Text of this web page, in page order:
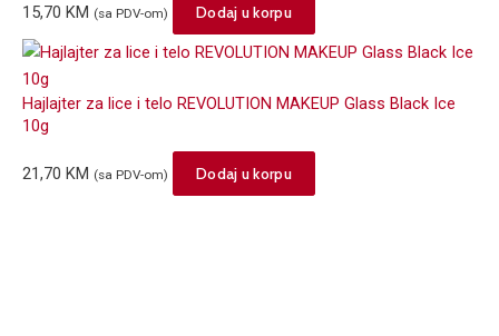
15,70 KM (sa PDV-om) Dodaj u korpu
Hajlajter za lice i telo REVOLUTION MAKEUP Glass Black Ice
10g
21,70 KM (sa PDV-om) Dodaj u korpu